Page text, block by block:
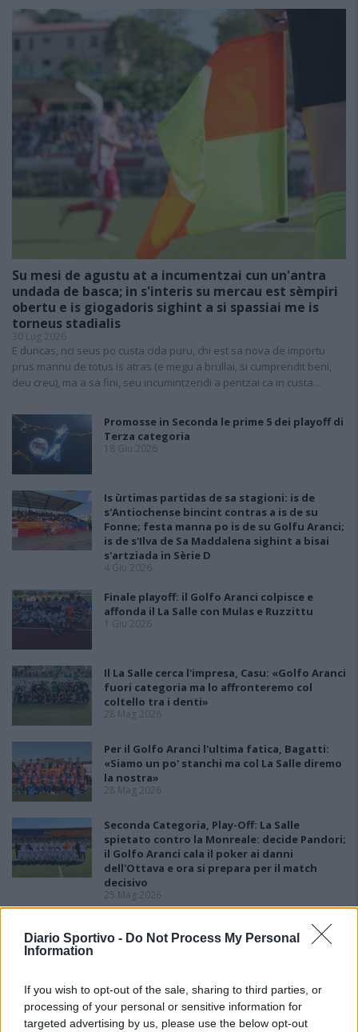
Diario Sportivo - Do Not Process My Personal
Information
If you wish to opt-out of the sale, sharing to third parties, or
processing of your personal or sensitive information for
targeted advertising by us, please use the below opt-out
Su mesi de agustu at a incumentzai cun un'antra
undada de basca; in s'interis su mercau est sèmpiri
obertu e is giogadoris sighint a si spassiai me is
torneus stadialis
30 Lug 2026
E duncas, nci seus po custa cida puru, chi est sa nova de importu
prus mannu de totus is atras (e megu a brullai, si cumprendit beni,
deu creu), ma a sa fini, seu incumintzendi a pentzai ca in custa…
Promosse in Seconda le prime 5 dei playoff di
Terza categoria
18 Giu 2026
Is ùrtimas partidas de sa stagioni: is de
s'Antiochense bincint contras a is de su
Fonne; festa manna po is de su Golfu Aranci;
is de s'Ilva de Sa Maddalena sighint a bisai
s'artziada in Sèrie D
4 Giu 2026
Finale playoff: il Golfo Aranci colpisce e
affonda il La Salle con Mulas e Ruzzittu
1 Giu 2026
Il La Salle cerca l'impresa, Casu: «Golfo Aranci
fuori categoria ma lo affronteremo col
coltello tra i denti»
28 Mag 2026
Per il Golfo Aranci l'ultima fatica, Bagatti:
«Siamo un po' stanchi ma col La Salle diremo
la nostra»
28 Mag 2026
Seconda Categoria, Play-Off: La Salle
spietato contro la Monreale: decide Pandori;
il Golfo Aranci cala il poker ai danni
dell'Ottava e ora si prepara per il match
decisivo
25 Mag 2026
Seconda Categoria, Play-off: tutto liscio
come l'olio per il La Salle che stende la
Seconda Categoria, Play-Out: colpo grosso
del La Pineta che batte la Johannes e
conquista la salvezza